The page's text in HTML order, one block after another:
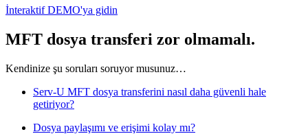
İnteraktif DEMO'ya gidin
MFT dosya transferi zor olmamalı.
Kendinize şu soruları soruyor musunuz…
Serv-U MFT dosya transferini nasıl daha güvenli hale
getiriyor?
Dosya paylaşımı ve erişimi kolay mı?